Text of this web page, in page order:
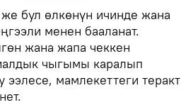
же бул өлкөнүн ичинде жана
менен бааланат.
жана жапа чеккен
чыгымы каралып
ээлесе, мамлекеттеги теракт